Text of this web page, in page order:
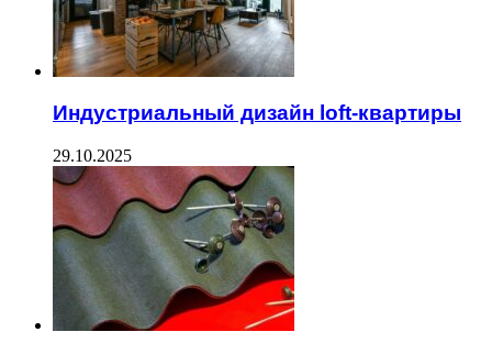
Индустриальный дизайн loft-квартиры
29.10.2025